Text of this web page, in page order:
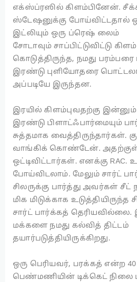
எக்ஸ்ப்ரஸில் கிளம்பினேன்.
ஸ்டேஷனுக்கு போய்விட்டதால்
இட்லியும் ஒரு ப்ரெஷ் லைம்
சோடாவும் சாப்பிட்டுவிட்டு
கொடுத்திருந்த, நமது பரம்பரை
இரண்டு புளியோதரை
அப்படியே இருந்தன.
இரயில் கிளம்புவதற்கு இன்னும்
இரண்டு பிளாட்ஃபார்மையும்
சுத்தமாக வைத்திருந்தார்கள்.
வாங்கிக் கொண்டேன். அதற்குள்
ஒட்டிவிட்டார்கள். எனக்கு RAC.
போய்விடலாம். மேலும் சார்ட்
சிலருக்கு பார்த்து அவர்கள்
மிக மிடுக்காக உடுத்தியிருந்த
சார்ட் பார்க்கத்
மக்களை நமது கல்வித் திட்டம்
தயார்படுத்தியிருக்கிறது.
ஒரு பெரியவர், பரக்கத் என்ற
பெண்மணியின் டிக்கெட் நிலை